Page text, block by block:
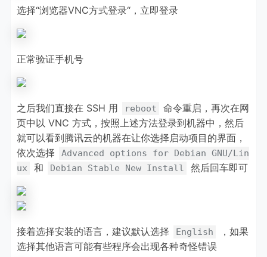
选择“浏览器VNC方式登录“，立即登录
正常验证手机号
之后我们直接在 SSH 用 reboot
命令重启，再次在网
页中以 VNC 方式，按照上述方法登录到机器中，然后
就可以看到腾讯云的机器在让你选择启动项目的界面，
依次选择
Advanced options for Debian GNU/Lin
ux
和 Debian Stable New Install 然后回车即可
接着选择安装的语言，建议默认选择 English
，如果
选择其他语言可能有些程序会出现各种奇怪错误